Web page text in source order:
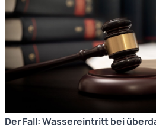
Der Fall: Wassereintritt bei